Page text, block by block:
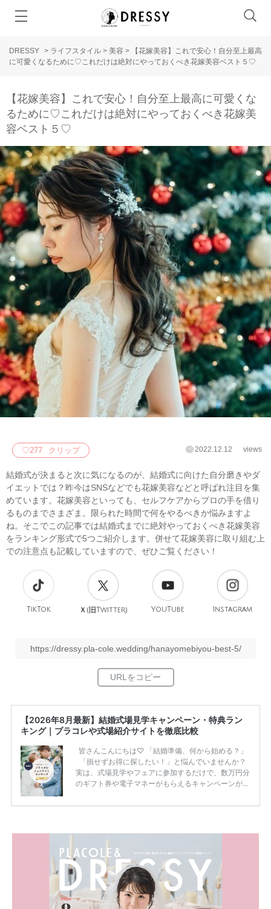
DRESSY > ライフスタイル > 美容 >
【花嫁美容】これで安心！自分至上最高
に可愛くなるために♡これだけは絶対にやっておくべき花嫁美容ベスト５♡
【花嫁美容】これで安心！自分至上最高に可愛くな
るために♡これだけは絶対にやっておくべき花嫁美
容ベスト５♡
♡277 クリップ 2022.12.12 views
結婚式が決まると次に気になるのが、結婚式に向けた自分磨きやダ
イエットでは？昨今はSNSなどでも花嫁美容などと呼ばれ注目を集
めています。花嫁美容といっても、セルフケアからプロの手を借り
るものまでさまざま。限られた時間で何をやるべきか悩みますよ
ね。そこでこの記事では結婚式までに絶対やっておくべき花嫁美容
をランキング形式で5つご紹介します。併せて花嫁美容に取り組む上
での注意点も記載していますので、ぜひご覧ください！
TikTok Ｘ(旧Twitter) YouTube Instagram
https://dressy.pla-cole.wedding/hanayomebiyou-best-5/
【2026年8月最新】結婚式場見学キャンペーン・特典ラン
キング｜プラコレや式場紹介サイトを徹底比較
皆さんこんにちは♡ 「結婚準備、何から始める？」
「損せずお得に探したい！」と悩んでいませんか？
実は、式場見学やフェアに参加するだけで、数万円分
のギフト券や電子マネーがもらえるキャンペーンがあ
ため、比較せずに選ぶと損をしてしまうことも……。
内容：特典金額・条件・応募方法・注意点 「どこが
一番お得？」「プラコレの特典は？」といった疑問も
解決します。 まずは診断で候補を絞れる「ウェディ
ング診断」か、体験型 […]
続きを読む